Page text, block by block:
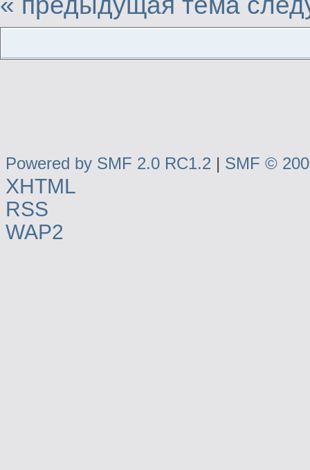
Powered by SMF 2.0 RC1.2 | SMF ©
XHTML
RSS
WAP2